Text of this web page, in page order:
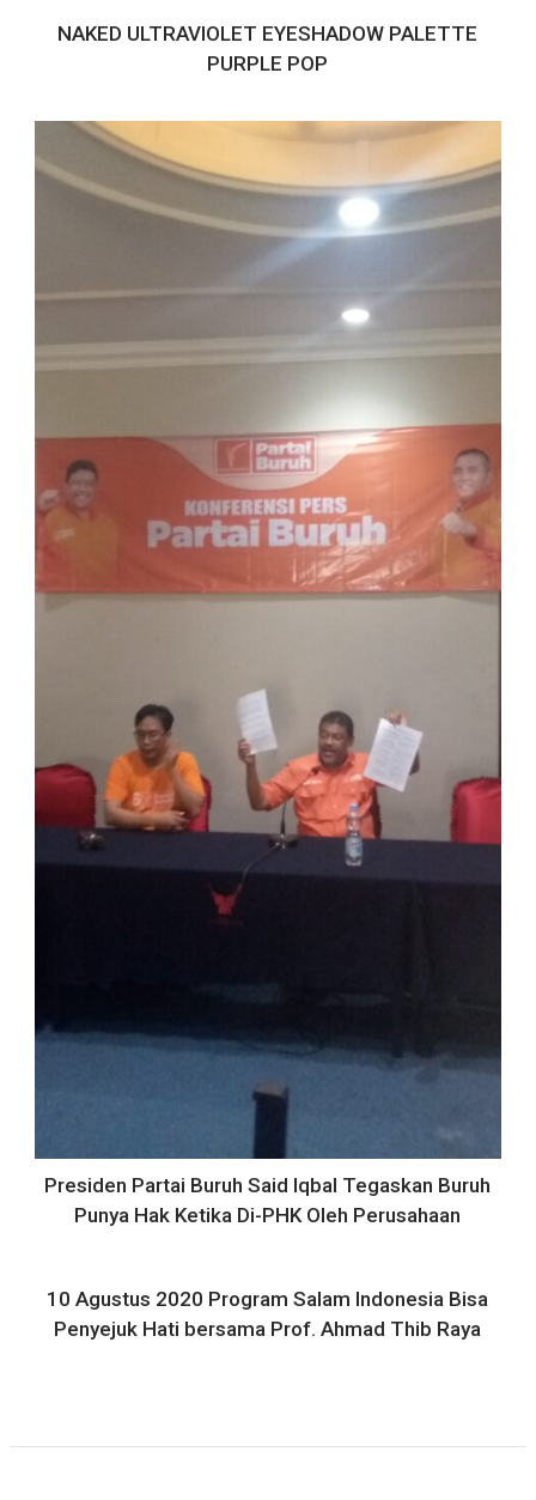
NAKED ULTRAVIOLET EYESHADOW PALETTE
PURPLE POP
Presiden Partai Buruh Said Iqbal Tegaskan Buruh
Punya Hak Ketika Di-PHK Oleh Perusahaan
10 Agustus 2020 Program Salam Indonesia Bisa
Penyejuk Hati bersama Prof. Ahmad Thib Raya